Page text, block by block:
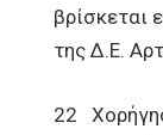
βρίσκεται
της Δ.Ε.
22